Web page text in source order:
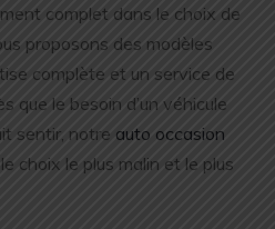
complet dans le choix de
proposons des modèles
complète et un service de
que le besoin d’un véhicule
sentir, notre auto occasion
choix le plus malin et le plus